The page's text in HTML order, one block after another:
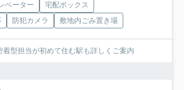
ベーター
宅配ボックス
防犯カメラ 敷地内ごみ置き場
着型担当が初めて住む駅も詳しくご案内